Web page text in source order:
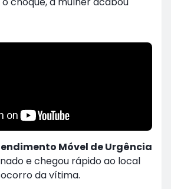
Móvel de Urgência
e chegou rápido ao local
da vítima.